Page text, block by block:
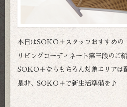
本日はSOKO＋スタッフおすすめの
リビングコーディネート第三段のご
SOKO＋ならもちろん対象エリアは
是非、SOKO＋で新生活準備を♪